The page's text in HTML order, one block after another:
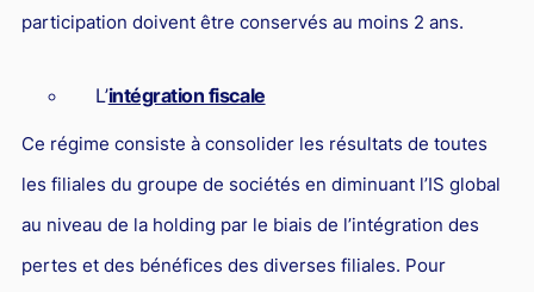
participation doivent être conservés au moins 2 ans.
L’intégration fiscale
Ce régime consiste à consolider les résultats de toutes
les filiales du groupe de sociétés en diminuant l’IS global
au niveau de la holding par le biais de l’intégration des
pertes et des bénéfices des diverses filiales. Pour